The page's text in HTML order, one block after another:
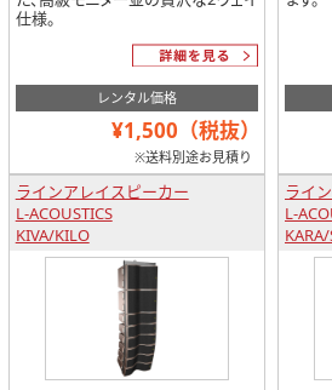
仕様。
レンタル価格
¥1,500（税抜）
※送料別途お見積り
ラインアレイスピーカー
L-ACOUSTICS
KIVA/KILO
ライ
L-